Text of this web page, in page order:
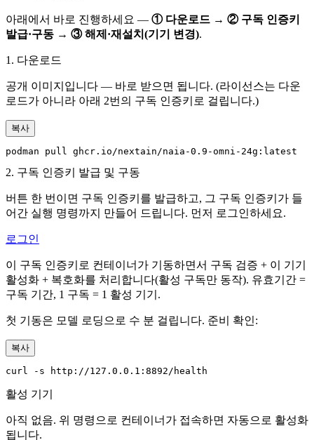
아래에서 바로 진행하세요 — ① 다운로드 → ② 구독 인증키
발급·구동 → ③ 해제·재설치(기기 변경).
1. 다운로드
공개 이미지입니다 — 바로 받으면 됩니다. (라이선스는 다운
로드가 아니라 아래 2번의 구독 인증키로 걸립니다.)
복사
podman pull ghcr.io/nextain/naia-0.9-omni-24g:latest
2. 구독 인증키 발급 및 구동
버튼 한 번이면 구독 인증키를 발급하고, 그 구독 인증키가 들
어간 실행 명령까지 만들어 드립니다. 먼저 로그인하세요.
로그인
이 구독 인증키로 컨테이너가 기동하면서 구독 검증 + 이 기기
활성화 + 복호화를 처리합니다(활성 구독만 동작). 유효기간 =
구독 기간, 1 구독 = 1 활성 기기.
첫 기동은 모델 로딩으로 수 분 걸립니다. 준비 확인:
복사
curl -s http://127.0.0.1:8892/health
활성 기기
아직 없음. 위 명령으로 컨테이너가 접속하면 자동으로 활성화
됩니다.